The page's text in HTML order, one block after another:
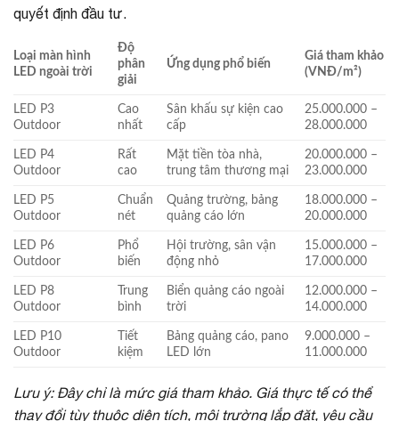
quyết định đầu tư.
Loại màn hình
LED ngoài trời
Độ
phân
giải
Ứng dụng phổ biến
Giá tham khảo
(VNĐ/m²)
LED P3
Outdoor
Cao
nhất
Sân khấu sự kiện cao
cấp
25.000.000 –
28.000.000
LED P4
Outdoor
Rất
cao
Mặt tiền tòa nhà,
trung tâm thương mại
20.000.000 –
23.000.000
LED P5
Outdoor
Chuẩn
nét
Quảng trường, bảng
quảng cáo lớn
18.000.000 –
20.000.000
LED P6
Outdoor
Phổ
biến
Hội trường, sân vận
động nhỏ
15.000.000 –
17.000.000
LED P8
Outdoor
Trung
bình
Biển quảng cáo ngoài
trời
12.000.000 –
14.000.000
LED P10
Outdoor
Tiết
kiệm
Bảng quảng cáo, pano
LED lớn
9.000.000 –
11.000.000
Lưu ý: Đây chỉ là mức giá tham khảo. Giá thực tế có thể
thay đổi tùy thuộc diện tích, môi trường lắp đặt, yêu cầu